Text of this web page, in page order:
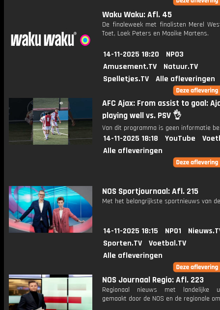
Waku Waku: Afl. 45
De finaleweek met finalisten Merel
Toet, Loek Peters en Maaike Martens.
14-11-2025 18:20
NPO3
Amusement.TV
Natuur.TV
Spelletjes.TV
Alle afleveringen
AFC Ajax: From assist to goal:
playing well vs. PSV 👌
Van dit programma is geen informatie
14-11-2025 18:18 YouTube
Alle afleveringen
NOS Sportjournaal: Afl. 215
Met het belangrijkste sportnieuws van
14-11-2025 18:15 NPO1
Sporten.TV
Voetbal.TV
Alle afleveringen
NOS Journaal Regio: Afl. 223
Regionaal nieuws met landelijke
gemaakt door de NOS en de regionale